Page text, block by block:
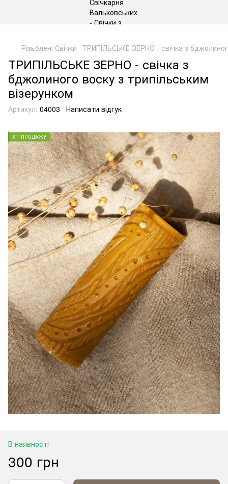
gtag('js', new Date()); gtag('config', 'G-DP234BVRNV');
Різьблені Свічки ТРИПІЛЬСЬКЕ ЗЕРНО - свічка з
ТРИПІЛЬСЬКЕ ЗЕРНО - свічка з
бджолиного воску з трипільським
візерунком
Артикул: 04003 Написати відгук
ХІТ ПРОДАЖУ
В наявності
300 грн